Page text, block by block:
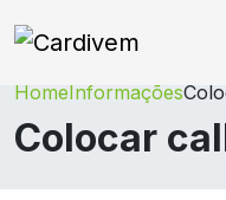
HomeInformações
Colocar